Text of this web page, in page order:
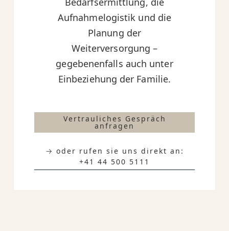
Aufnahmelogistik und die
Planung der
Weiterversorgung –
gegebenenfalls auch unter
Einbeziehung der Familie.
Vertrauliches Gespräch
anfragen
→ oder rufen sie uns direkt an:
+41 44 500 5111